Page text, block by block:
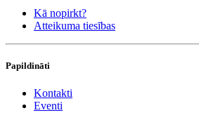
Kā nopirkt?
Atteikuma tiesības
Papildināti
Kontakti
Eventi